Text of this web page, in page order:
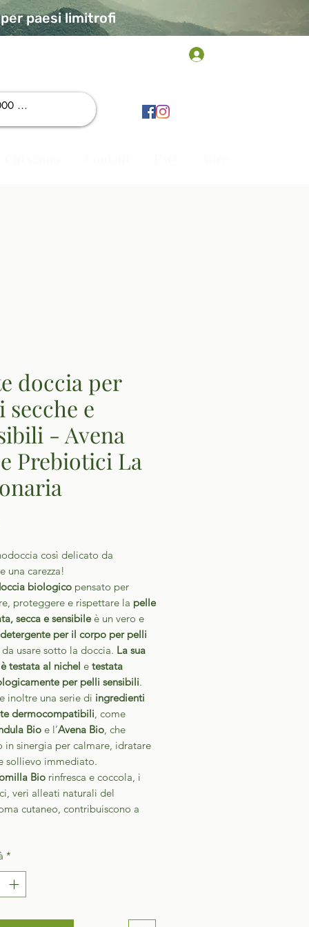
paesi limitrofi
doccia per
secche e
- Avena
Prebiotici La
così delicato da
una carezza!
biologico pensato per
proteggere e rispettare la pelle
secca e sensibileè un vero e
detergente per il corpo per pelli
da usare sotto la doccia. La sua
testata al nichel e testata
per pelli sensibili.
inoltre una serie di ingredienti
dermocompatibili , come
Bio e l’Avena Bio , che
in sinergia per calmare, idratare
sollievo immediato.
Bio rinfresca e coccola, i
veri alleati naturali del
cutaneo, contribuiscono a
*